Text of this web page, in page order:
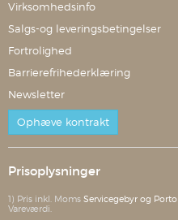
Virksomhedsinfo
Salgs-og leveringsbetingelser
Fortrolighed
Barrierefrihederklæring
Newsletter
Ophæve kontrakt
Prisoplysninger
1) Pris inkl. Moms Servicegebyr og Porto
Vareværdi.